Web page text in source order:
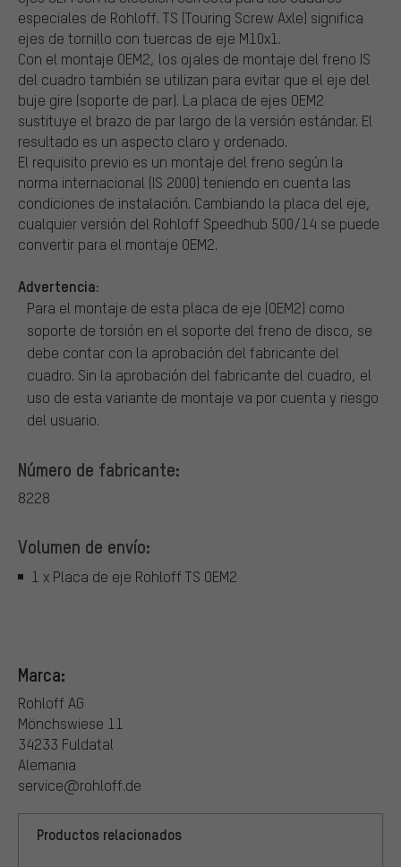
especiales de Rohloff. TS (Touring Screw Axle) significa
ejes de tornillo con tuercas de eje M10x1.
Con el montaje OEM2, los ojales de montaje del freno IS
del cuadro también se utilizan para evitar que el eje del
buje gire (soporte de par). La placa de ejes OEM2
sustituye el brazo de par largo de la versión estándar. El
resultado es un aspecto claro y ordenado.
El requisito previo es un montaje del freno según la
norma internacional (IS 2000) teniendo en cuenta las
condiciones de instalación. Cambiando la placa del eje,
cualquier versión del Rohloff Speedhub 500/14 se puede
convertir para el montaje OEM2.
Advertencia:
Para el montaje de esta placa de eje (OEM2) como
soporte de torsión en el soporte del freno de disco, se
debe contar con la aprobación del fabricante del
cuadro. Sin la aprobación del fabricante del cuadro, el
uso de esta variante de montaje va por cuenta y riesgo
del usuario.
Número de fabricante:
8228
Volumen de envío:
1 x Placa de eje Rohloff TS OEM2
Marca:
Rohloff AG
Mönchswiese 11
34233 Fuldatal
Alemania
service@rohloff.de
Productos relacionados